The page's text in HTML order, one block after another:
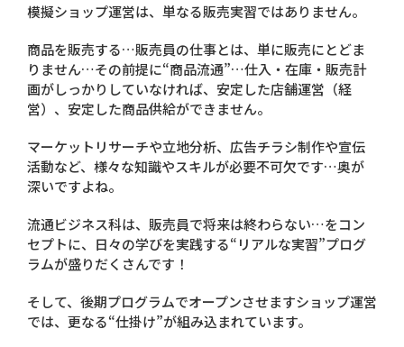
模擬ショップ運営は、単なる販売実習ではありません。
商品を販売する…販売員の仕事とは、単に販売にとどま
りません…その前提に“商品流通”…仕入・在庫・販売計
画がしっかりしていなければ、安定した店舗運営（経
営）、安定した商品供給ができません。
マーケットリサーチや立地分析、広告チラシ制作や宣伝
活動など、様々な知識やスキルが必要不可欠です…奥が
深いですよね。
流通ビジネス科は、販売員で将来は終わらない…をコン
セプトに、日々の学びを実践する“リアルな実習”プログ
ラムが盛りだくさんです！
そして、後期プログラムでオープンさせますショップ運営
では、更なる“仕掛け”が組み込まれています。